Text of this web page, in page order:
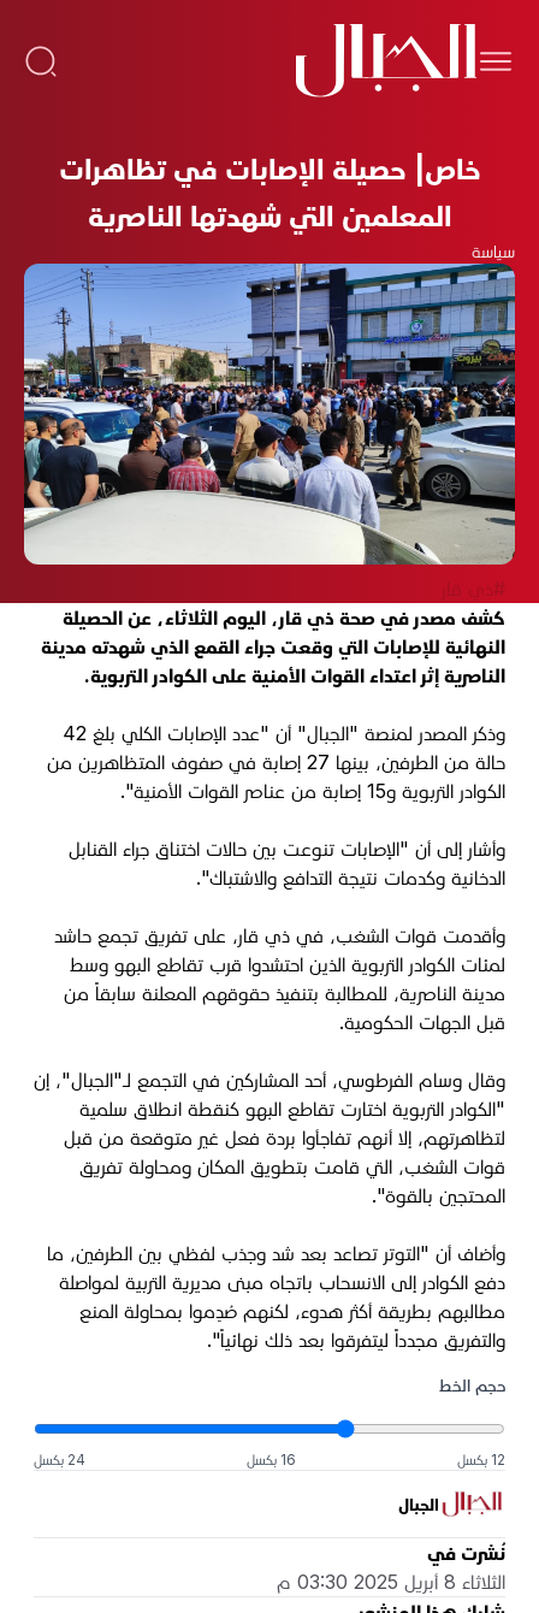
خاص| حصيلة الإصابات في تظاهرات
المعلمين التي شهدتها الناصرية
سياسة
#ذي قار
كشف مصدر في صحة ذي قار، اليوم الثلاثاء، عن الحصيلة
النهائية للإصابات التي وقعت جراء القمع الذي شهدته مدينة
الناصرية إثر اعتداء القوات الأمنية على الكوادر التربوية.
وذكر المصدر لمنصة "الجبال" أن "عدد الإصابات الكلي بلغ 42
حالة من الطرفين، بينها 27 إصابة في صفوف المتظاهرين من
الكوادر التربوية و15 إصابة من عناصر القوات الأمنية".
وأشار إلى أن "الإصابات تنوعت بين حالات اختناق جراء القنابل
الدخانية وكدمات نتيجة التدافع والاشتباك".
وأقدمت قوات الشغب، في ذي قار، على تفريق تجمع حاشد
لمئات الكوادر التربوية الذين احتشدوا قرب تقاطع البهو وسط
مدينة الناصرية، للمطالبة بتنفيذ حقوقهم المعلنة سابقاً من
قبل الجهات الحكومية.
وقال وسام الفرطوسي، أحد المشاركين في التجمع لـ"الجبال"، إن
"الكوادر التربوية اختارت تقاطع البهو كنقطة انطلاق سلمية
لتظاهرتهم، إلا أنهم تفاجأوا بردة فعل غير متوقعة من قبل
قوات الشغب، التي قامت بتطويق المكان ومحاولة تفريق
المحتجين بالقوة".
وأضاف أن "التوتر تصاعد بعد شد وجذب لفظي بين الطرفين، ما
دفع الكوادر إلى الانسحاب باتجاه مبنى مديرية التربية لمواصلة
مطالبهم بطريقة أكثر هدوء، لكنهم صُدِموا بمحاولة المنع
والتفريق مجدداً ليتفرقوا بعد ذلك نهائياً".
حجم الخط
12 بكسل 16 بكسل 24 بكسل
الجبال
نُشرت في
الثلاثاء 8 أبريل 2025 03:30 م